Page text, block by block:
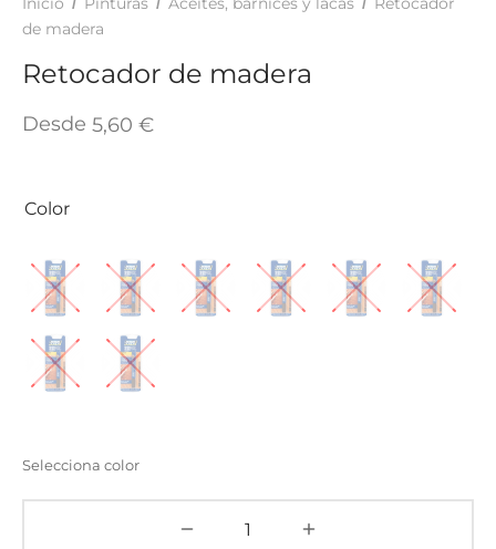
de madera
Retocador de madera
Desde 5,60 €
Color
Selecciona color
ADHESIVOS Y COLAS
Y SUELOS
TINTES Y MANUALIDADES